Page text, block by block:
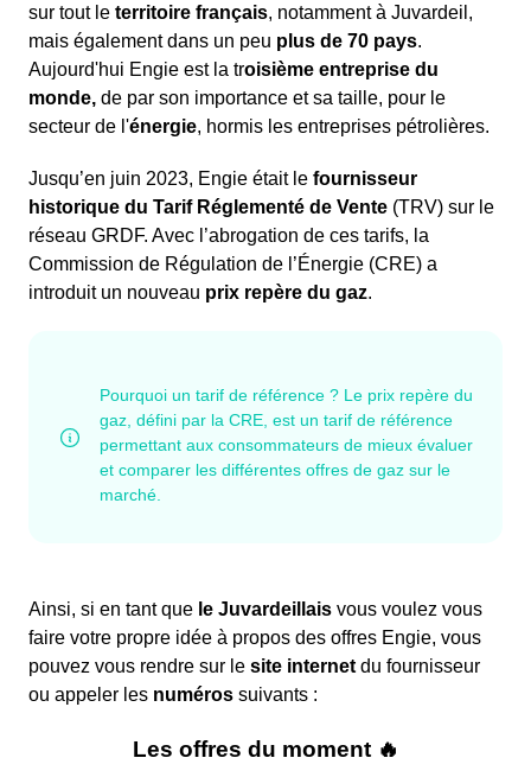
sur tout le territoire français, notamment à Juvardeil,
mais également dans un peu plus de 70 pays.
Aujourd'hui Engie est la troisième entreprise du
monde, de par son importance et sa taille, pour le
secteur de l'énergie, hormis les entreprises pétrolières.
Jusqu’en juin 2023, Engie était le fournisseur
historique du Tarif Réglementé de Vente (TRV) sur le
réseau GRDF. Avec l’abrogation de ces tarifs, la
Commission de Régulation de l’Énergie (CRE) a
introduit un nouveau prix repère du gaz.
Ainsi, si en tant que le Juvardeillais vous voulez vous
faire votre propre idée à propos des offres Engie, vous
pouvez vous rendre sur le site internet du fournisseur
ou appeler les numéros suivants :